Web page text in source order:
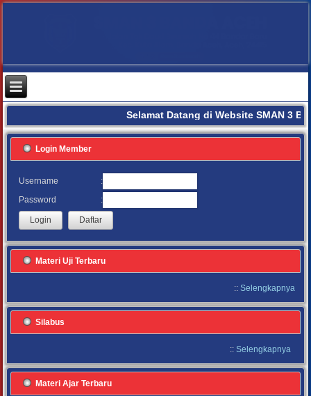
Selamat Datang di Website SMAN 3
Login Member
Username
:
Password
:
Materi Uji Terbaru
:: Selengkapnya
Silabus
:: Selengkapnya
Materi Ajar Terbaru